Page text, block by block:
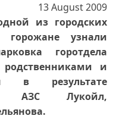
13 August 2009
из городских
горожане узнали
горотдела
и
в результате
АЗС Лукойл,